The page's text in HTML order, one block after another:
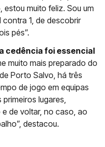
muito feliz. Sou um
1, de descobrir
pés”.
cedência foi essencial
muito mais preparado do
Porto Salvo, há três
de jogo em equipas
lugares,
de voltar, no caso, ao
destacou.